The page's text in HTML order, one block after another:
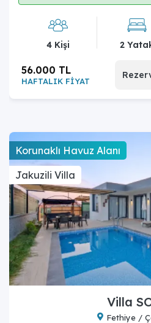
4 Kişi 2
HAFTALIK FİYAT
56.000 TL
Korunaklı Havuz Alanı
Jakuzili Villa
Villa
Fethiye /